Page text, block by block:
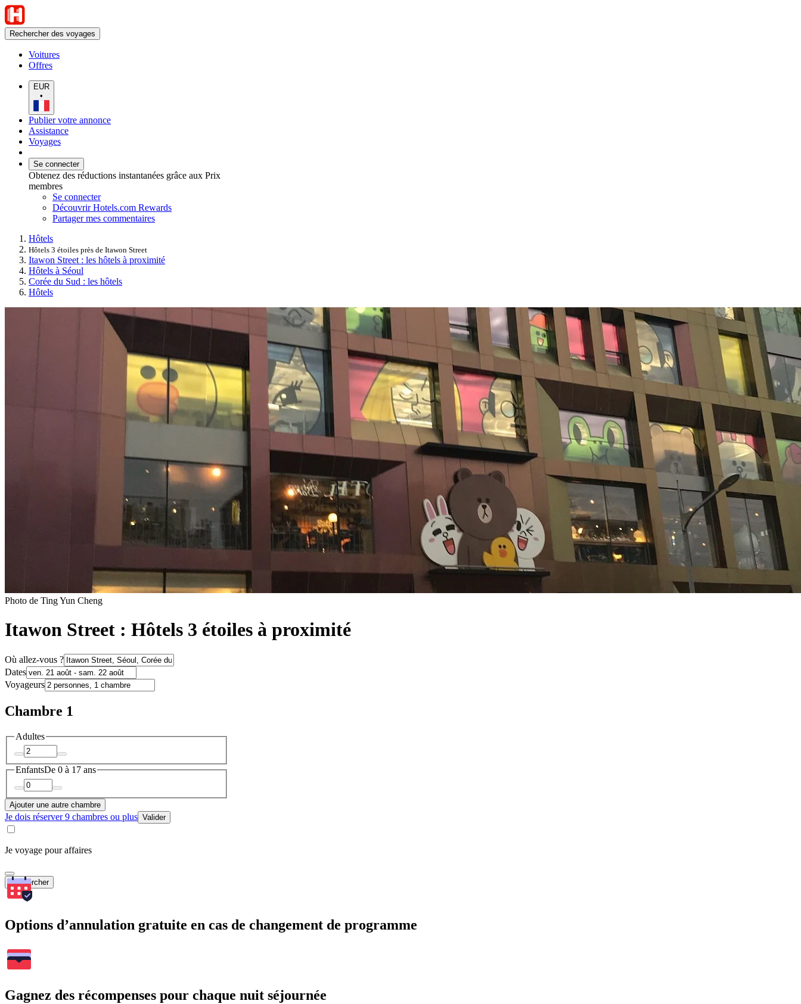
Rechercher des voyages
Voitures
Offres
EUR
•
Publier votre annonce
Assistance
Voyages
Se connecter
Obtenez des réductions instantanées grâce aux Prix
membres
Se connecter
Découvrir Hotels.com Rewards
Partager mes commentaires
Hôtels
Hôtels 3 étoiles près de Itawon Street
Itawon Street : les hôtels à proximité
Hôtels à Séoul
Corée du Sud : les hôtels
Hôtels
Photo de Ting Yun Cheng
Itawon Street : Hôtels 3 étoiles à proximité
Où allez-vous ?
Dates
Voyageurs
Chambre 1
Adultes
EnfantsDe 0 à 17 ans
Ajouter une autre chambre
Je dois réserver 9 chambres ou plus Valider
Je voyage pour affaires
Rechercher
Options d’annulation gratuite en cas de changement de programme
Gagnez des récompenses pour chaque nuit séjournée